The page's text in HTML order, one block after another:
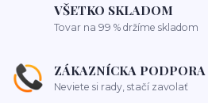
VŠETKO SKLADOM
Tovar na 99 % držíme skladom
ZÁKAZNÍCKA PODPORA
Neviete si rady, stačí zavolať